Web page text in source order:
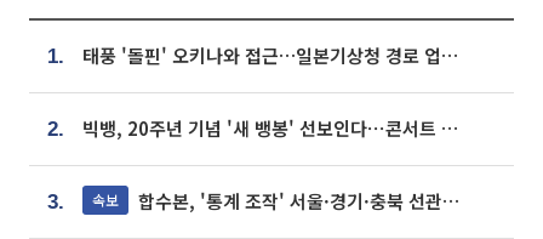
1. 태풍 '돌핀' 오키나와 접근…일본기상청 경로 업데이트
2. 빅뱅, 20주년 기념 '새 뱅봉' 선보인다⋯콘서트 앞두고 팝업 개최
3. 속보 합수본, '통계 조작' 서울·경기·충북 선관위 등 추가 압수수색